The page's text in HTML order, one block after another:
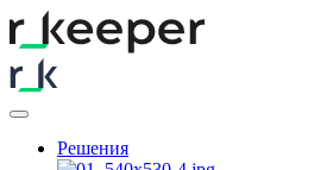
Решения